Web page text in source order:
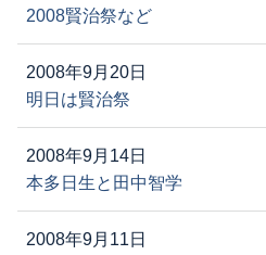
2008賢治祭など
2008年9月20日
明日は賢治祭
2008年9月14日
本多日生と田中智学
2008年9月11日